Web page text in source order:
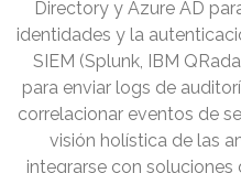
Directory y Azure AD
identidades y la
SIEM (Splunk, IBM
para enviar logs de
correlacionar eventos de
visión holística de las
integrarse con